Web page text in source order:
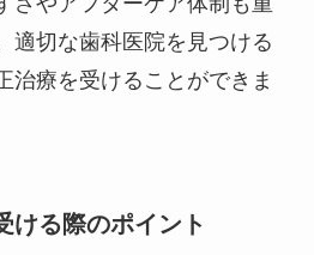
適切な歯科医院を見つける
治療を受けることができま
ける際のポイント